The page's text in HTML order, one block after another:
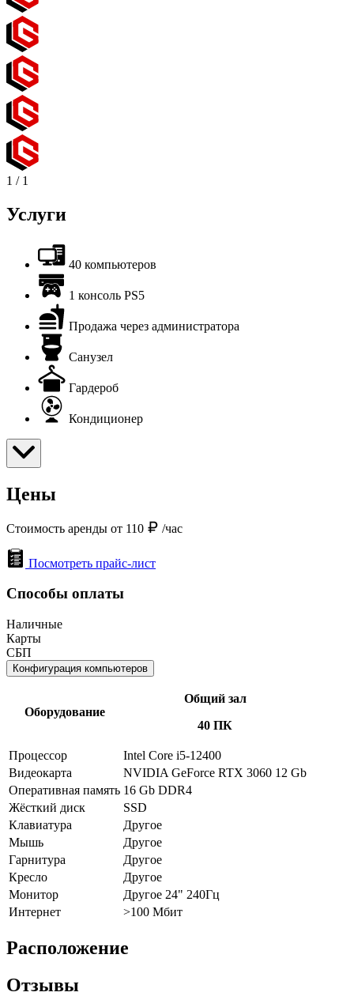
1 / 1
Услуги
40 компьютеров
1 консоль PS5
Продажа через администратора
Санузел
Гардероб
Кондиционер
Цены
Стоимость аренды от 110 /час
Посмотреть прайс-лист
Способы оплаты
Наличные
Карты
СБП
Конфигурация компьютеров
Оборудование
Общий зал
40 ПК
Процессор
Intel Core i5-12400
Видеокарта
NVIDIA GeForce RTX 3060 12 Gb
Оперативная память 16 Gb DDR4
Жёсткий диск
SSD
Клавиатура
Другое
Мышь
Другое
Гарнитура
Другое
Кресло
Другое
Монитор
Другое 24" 240Гц
Интернет
>100 Мбит
Расположение
Отзывы